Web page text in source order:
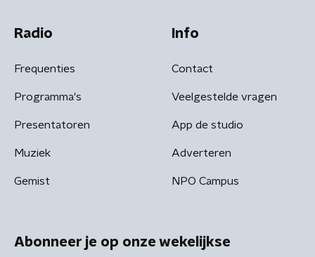
Radio
Frequenties
Programma's
Presentatoren
Muziek
Gemist
Info
Contact
Veelgestelde vragen
App de studio
Adverteren
NPO Campus
Abonneer je op onze wekelijkse